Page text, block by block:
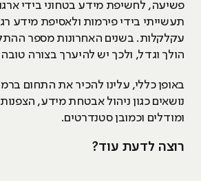
פשיעה, לחשיפת מידע בטחוני בידי
תעשייתי בידי פירמות ולאסיפת מידע
עקלקלות. בשנים האחרונות מספר
הולך וגדל, ולכך יש להיערך בצורה
באופן כללי, עלינו להכיר את התחום
נושאים כגון ניהול אבטחת מידע,
ומודלים וכמובן סטנדרטים.
רוצה לדעת עוד?